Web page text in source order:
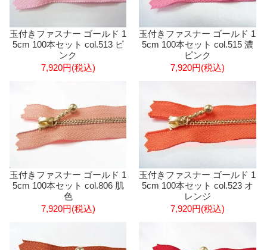
玉付きファスナー ゴールド 1
5cm 100本セット col.513 ピ
ンク
7,920円(税込)
玉付きファスナー ゴールド 1
5cm 100本セット col.515 濃
ピンク
7,920円(税込)
玉付きファスナー ゴールド 1
5cm 100本セット col.806 肌
色
7,920円(税込)
玉付きファスナー ゴールド 1
5cm 100本セット col.523 オ
レンジ
7,920円(税込)